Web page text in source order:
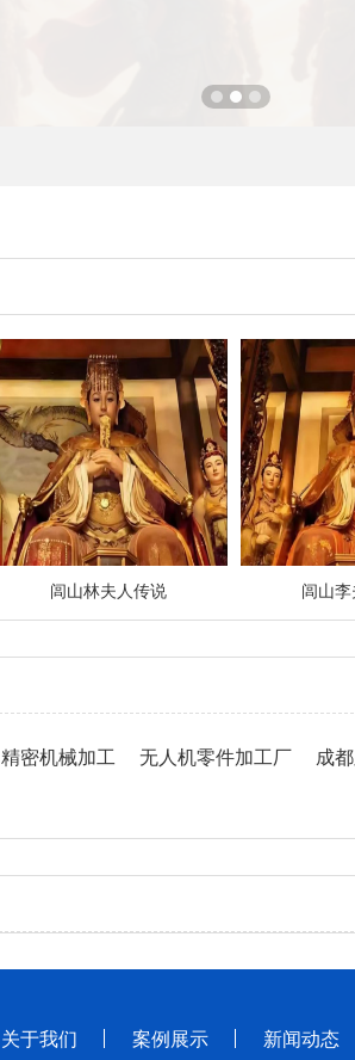
闾山林夫人传说 闾山
精密机械加工 无人机零件加工厂 成
关于我们 案例展示 新闻动态